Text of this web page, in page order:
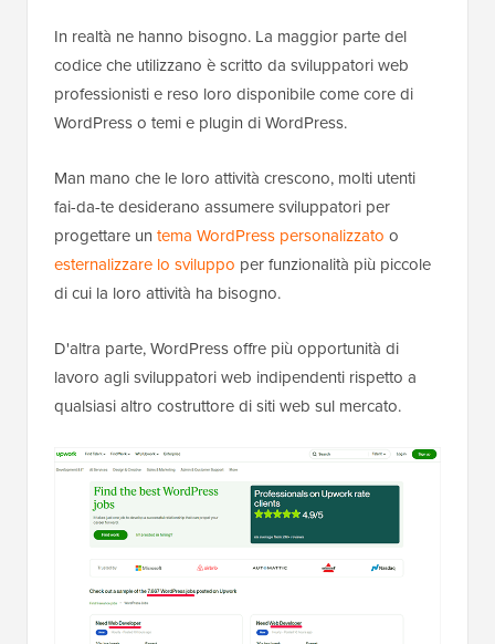
In realtà ne hanno bisogno. La maggior parte del
codice che utilizzano è scritto da sviluppatori web
professionisti e reso loro disponibile come core di
WordPress o temi e plugin di WordPress.
Man mano che le loro attività crescono, molti utenti
fai-da-te desiderano assumere sviluppatori per
progettare un tema WordPress personalizzato o
esternalizzare lo sviluppo per funzionalità più piccole
di cui la loro attività ha bisogno.
D'altra parte, WordPress offre più opportunità di
lavoro agli sviluppatori web indipendenti rispetto a
qualsiasi altro costruttore di siti web sul mercato.